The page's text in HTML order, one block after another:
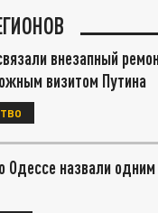
внезапный
визитом Путина
Одессе назвали